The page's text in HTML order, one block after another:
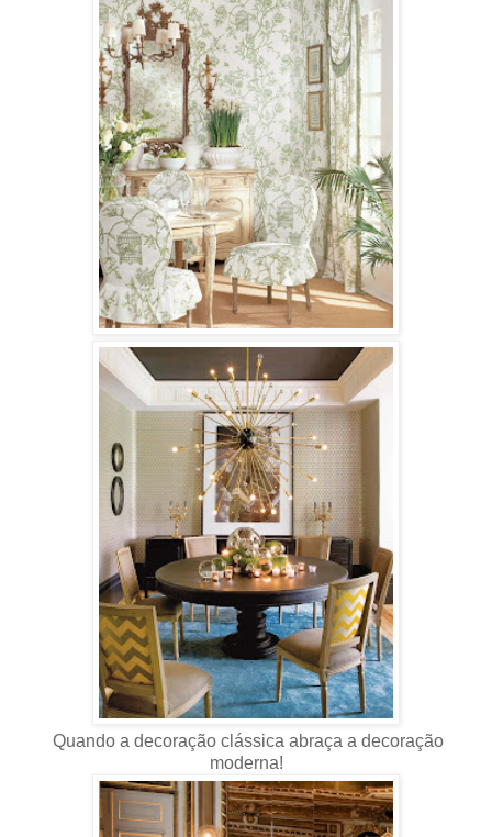
Quando a decoração clássica abraça a decoração
moderna!